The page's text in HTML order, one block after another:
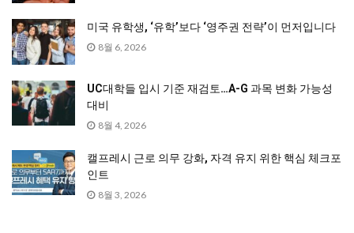
미국 유학생, ‘유학’보다 ‘영주권 전략’이 먼저입니다
8월 6, 2026
UC대학들 입시 기준 재검토…A-G 과목 변화 가능성
대비
8월 4, 2026
캘프레시 근로 의무 강화, 자격 유지 위한 핵심 체크포
인트
8월 3, 2026